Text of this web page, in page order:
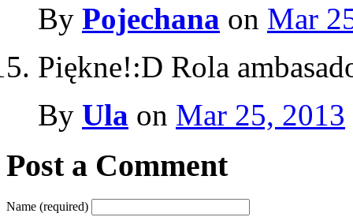
By Pojechana on Mar
Piękne!:D Rola
By Ula on Mar 25, 2013
Post a Comment
Name (required)